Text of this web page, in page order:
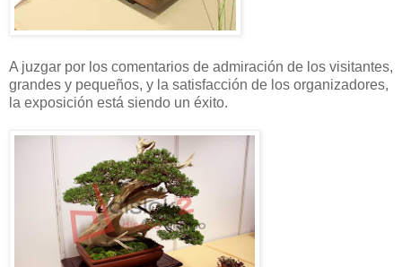
A juzgar por los comentarios de admiración de los visitantes,
grandes y pequeños, y la satisfacción de los organizadores,
la exposición está siendo un éxito.